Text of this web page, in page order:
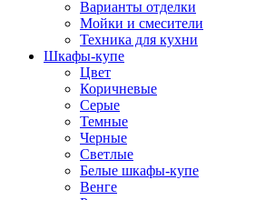
Варианты отделки
Мойки и смесители
Техника для кухни
Шкафы-купе
Цвет
Коричневые
Серые
Темные
Черные
Светлые
Белые шкафы-купе
Венге